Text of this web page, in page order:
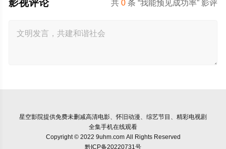
共0 条 “我能预见成功率” 影评
影视评论
星空影院提供免费未删减高清电影、怀旧动漫、综艺节目、精彩电视剧
全集手机在线观看
Copyright © 2022 9uhm.com All Rights Reserved
黔ICP备20220731号